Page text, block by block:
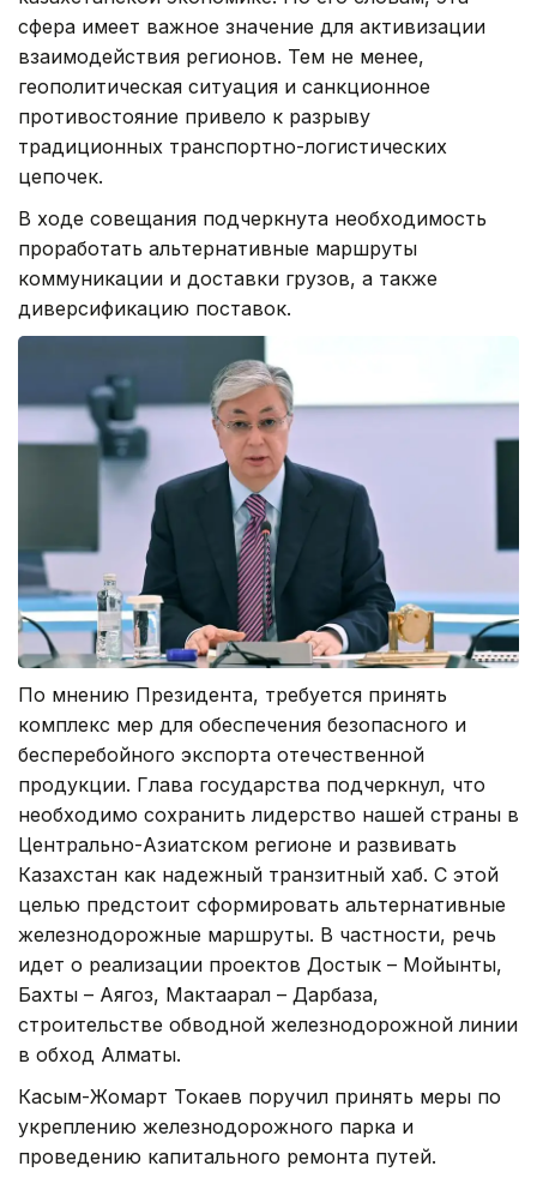
сфера имеет важное значение для активизации
взаимодействия регионов. Тем не менее,
геополитическая ситуация и санкционное
противостояние привело к разрыву
традиционных транспортно-логистических
цепочек.
В ходе совещания подчеркнута необходимость
проработать альтернативные маршруты
коммуникации и доставки грузов, а также
диверсификацию поставок.
По мнению Президента, требуется принять
комплекс мер для обеспечения безопасного и
бесперебойного экспорта отечественной
продукции. Глава государства подчеркнул, что
необходимо сохранить лидерство нашей страны в
Центрально-Азиатском регионе и развивать
Казахстан как надежный транзитный хаб. С этой
целью предстоит сформировать альтернативные
железнодорожные маршруты. В частности, речь
идет о реализации проектов Достык – Мойынты,
Бахты – Аягоз, Мактаарал – Дарбаза,
строительстве обводной железнодорожной линии
в обход Алматы.
Касым-Жомарт Токаев поручил принять меры по
укреплению железнодорожного парка и
проведению капитального ремонта путей.